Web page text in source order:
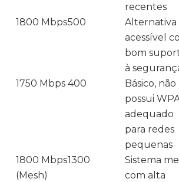
recentes
1800 Mbps500
Alternativa
acessível
bom
à
1750 Mbps 400
Básico, não
possui
adequado
para redes
pequenas
1800 Mbps
(Mesh)
1300
Sistema
com alta